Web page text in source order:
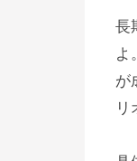
長
よ
が
リ